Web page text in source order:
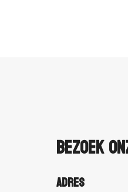
Bezoek
Adres